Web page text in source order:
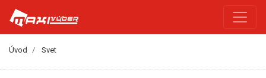
Úvod Svet